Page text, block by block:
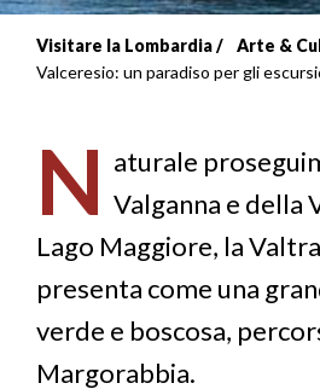
Briciole
pane
Visitare la Lombardia Arte &
Valceresio: un paradiso per gli
N aturale
Valganna e della
Lago Maggiore, la
presenta come una
verde e boscosa,
Margorabbia.